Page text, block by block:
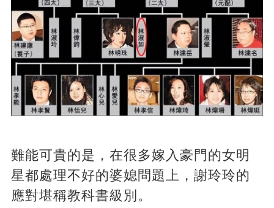
難能可貴的是，在很多嫁入豪門的女明
星都處理不好的婆媳問題上，謝玲玲的
應對堪稱教科書級別。